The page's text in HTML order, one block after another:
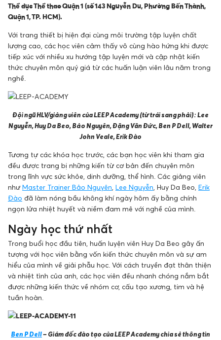
Thể dục Thể thao Quận 1 (số 143 Nguyễn Du, Phường Bến Thành,
Quận 1, TP. HCM).
Với trang thiết bị hiện đại cùng môi trường tập luyện chất
lượng cao, các học viên cảm thấy vô cùng hào hứng khi được
tiếp xúc với nhiều xu hướng tập luyện mới và cập nhật kiến
thức chuyên môn quý giá từ các huấn luận viên lâu năm trong
nghề.
Đội ngũ HLV/giảng viên của LEEP Academy (từ trái sang phải): Lee
Nguyễn, Huy Da Beo, Bảo Nguyên, Đặng Văn Đức, Ben P Dell, Walter
John Veale, Erik Đào
Tương tự các khóa học trước, các bạn học viên khi tham gia
đều được trang bị những kiến từ cơ bản đến chuyên môn
trong lĩnh vực sức khỏe, dinh dưỡng, thể hình. Các giảng viên
như Master Trainer Bảo Nguyên Lee Nguyễn , Huy Da Beo, Erik
Đào đã làm nóng bầu không khí ngày hôm ấy bằng chính
ngọn lửa nhiệt huyết và niềm đam mê với nghề của mình.
Ngày học thứ nhất
Trong buổi học đầu tiên, huấn luyện viên Huy Da Beo gây ấn
tượng với học viên bằng vốn kiến thức chuyên môn và sự am
hiểu của mình về giải phẫu học. Với cách truyền đạt thân thiện
và nhiệt tình của anh, các học viên đều nhanh chóng nắm bắt
được những kiến thức về nhóm cơ, cấu tạo xương, tim và hệ
tuần hoàn.
Ben P Dell– Giám đốc đào tạo của LEEP Academy chia sẻ thông tin